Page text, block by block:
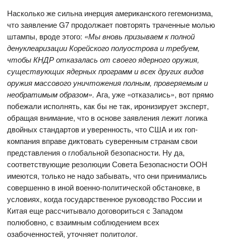
Насколько же сильна инерция американского гегемонизма,
что заявление G7 продолжает повторять траченные молью
штампы, вроде этого: «Мы вновь призываем к полной
денуклеаризации Корейского полуострова и требуем,
чтобы КНДР отказалась от своего ядерного оружия,
существующих ядерных программ и всех других видов
оружия массового уничтожения полным, проверяемым и
необратимым образом». Ага, уже «отказались», вот прямо
побежали исполнять, как бы не так, иронизирует эксперт,
обращая внимание, что в основе заявления лежит логика
двойных стандартов и уверенность, что США и их гоп-
компания вправе диктовать суверенным странам свои
представления о глобальной безопасности. Ну да,
соответствующие резолюции Совета Безопасности ООН
имеются, только не надо забывать, что они принимались
совершенно в иной военно-политической обстановке, в
условиях, когда государственное руководство России и
Китая еще рассчитывало договориться с Западом
полюбовно, с взаимным соблюдением всех
озабоченностей, уточняет политолог.